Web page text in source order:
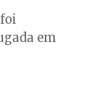
em